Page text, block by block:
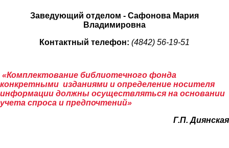
Заведующий отделом - Сафонова Мария
Владимировна
Контактный телефон: (4842) 56-19-51
«Комплектование библиотечного фонда
конкретными изданиями и определение носителя
информации должны осуществляться на основании
учета спроса и предпочтений»
Г.П. Диянская